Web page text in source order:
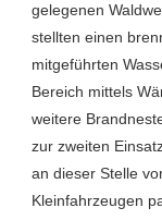
gelegenen
stellten einen
mitgeführten
Bereich mittels
weitere
zur zweiten
an dieser Stelle
Kleinfahrzeugen